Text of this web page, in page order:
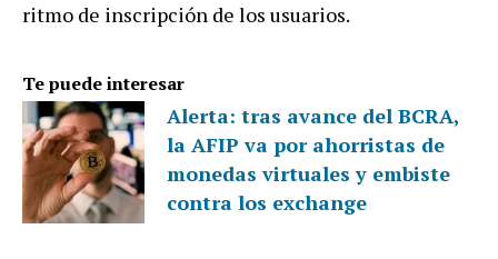
ritmo de inscripción de los usuarios.
Te puede interesar
Alerta: tras avance del BCRA,
la AFIP va por ahorristas de
monedas virtuales y embiste
contra los exchange